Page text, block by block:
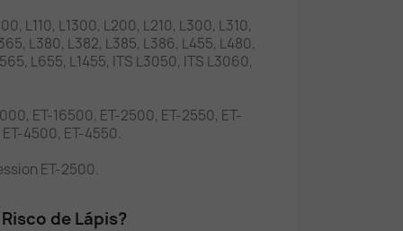
L110, L1300, L200, L210, L300, L310,
L380, L382, L385, L386, L455, L480,
L655, L1455, ITS L3050, ITS L3060,
ET-16500, ET-2500, ET-2550, ET-
4500, ET-4550.
ET-2500.
de Lápis?